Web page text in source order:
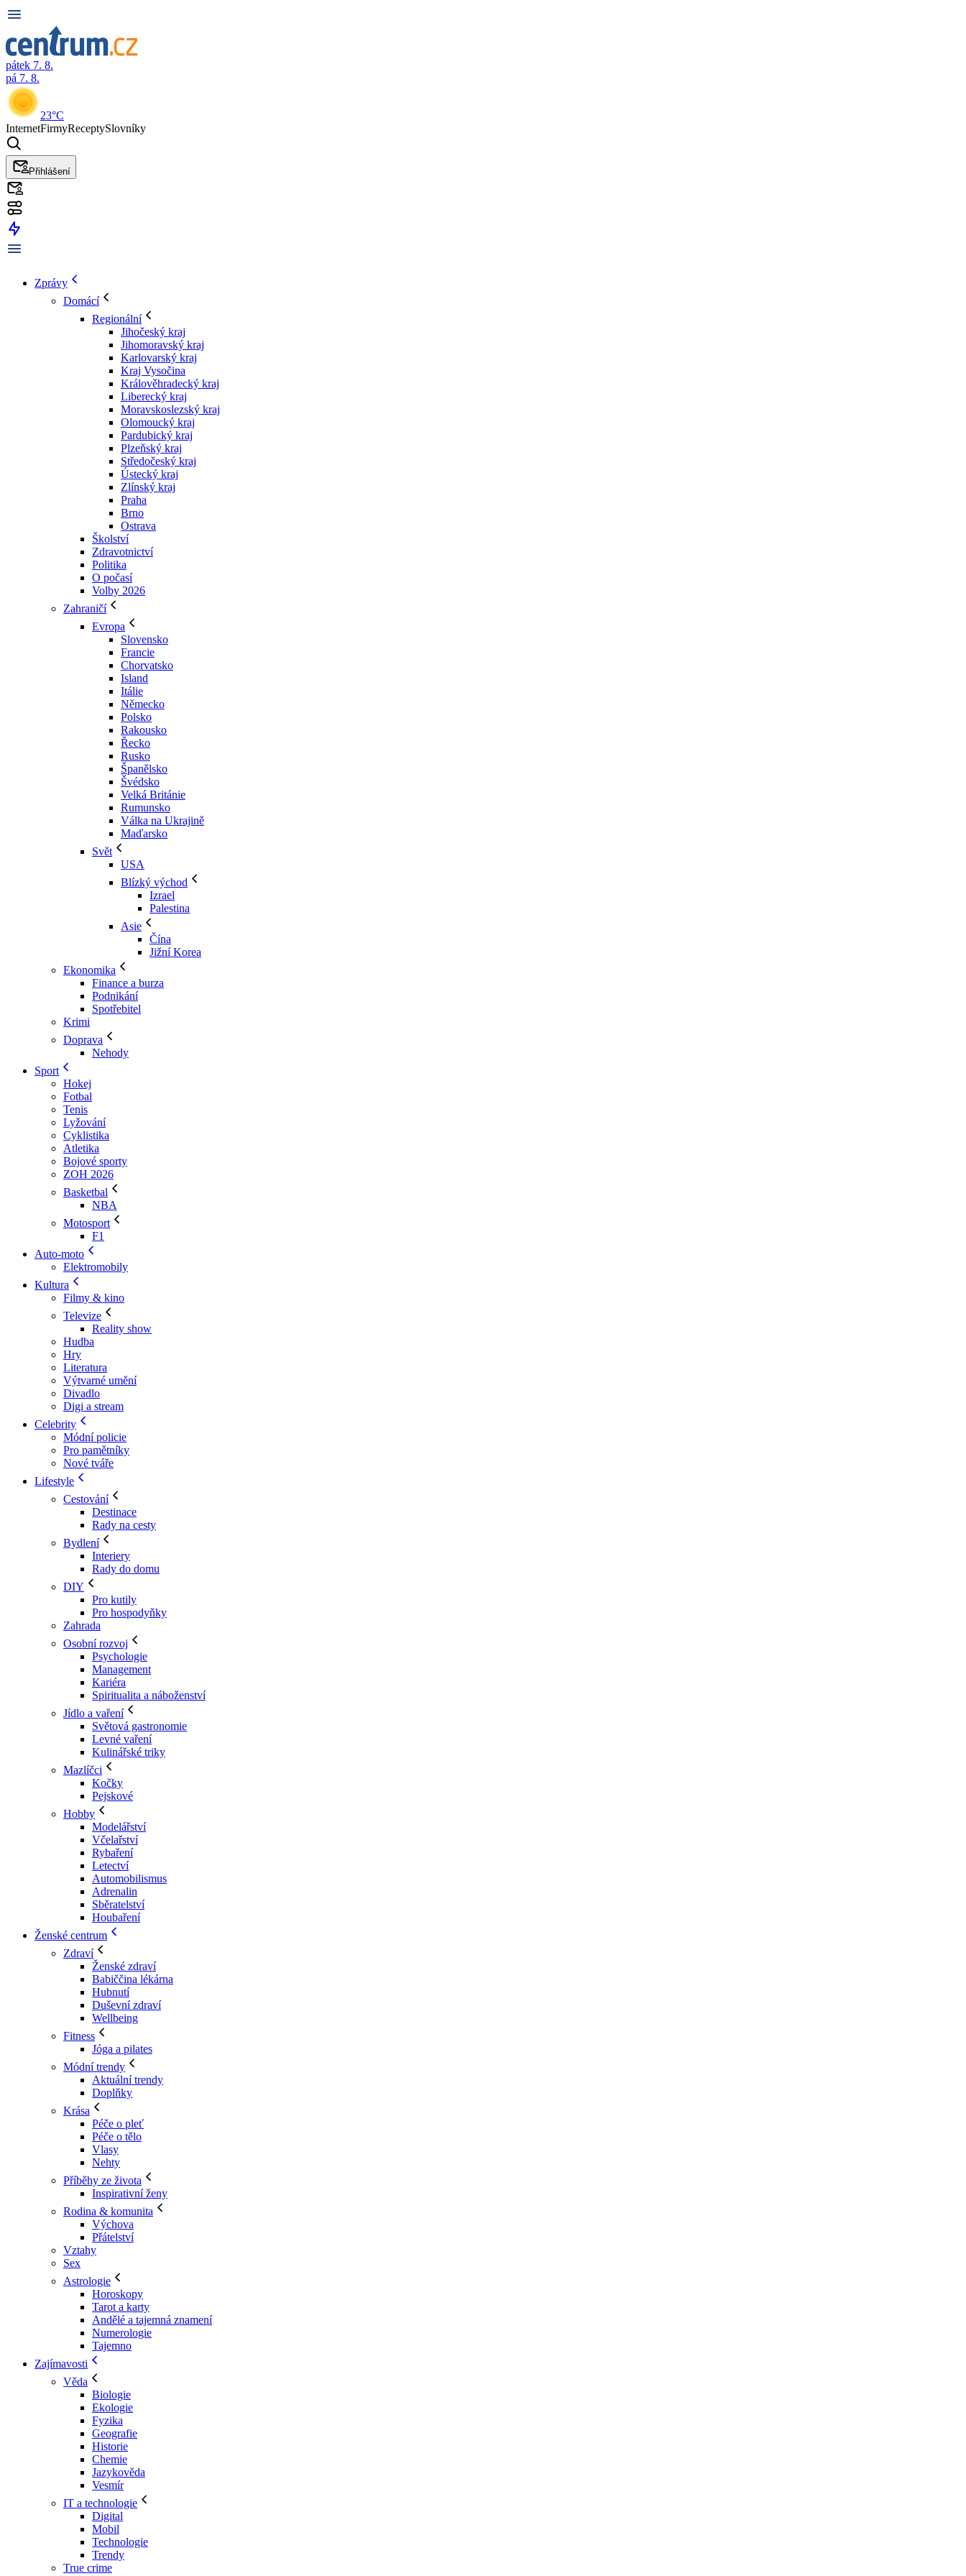
pátek 7. 8.
pá 7. 8.
23°C
InternetFirmyReceptySlovníky
Přihlášení
Zprávy
Domácí
Regionální
Jihočeský kraj
Jihomoravský kraj
Karlovarský kraj
Kraj Vysočina
Králověhradecký kraj
Liberecký kraj
Moravskoslezský kraj
Olomoucký kraj
Pardubický kraj
Plzeňský kraj
Středočeský kraj
Ústecký kraj
Zlínský kraj
Praha
Brno
Ostrava
Školství
Zdravotnictví
Politika
O počasí
Volby 2026
Zahraničí
Evropa
Slovensko
Francie
Chorvatsko
Island
Itálie
Německo
Polsko
Rakousko
Řecko
Rusko
Španělsko
Švédsko
Velká Británie
Rumunsko
Válka na Ukrajině
Maďarsko
Svět
USA
Blízký východ
Izrael
Palestina
Asie
Čína
Jižní Korea
Ekonomika
Finance a burza
Podnikání
Spotřebitel
Krimi
Doprava
Nehody
Sport
Hokej
Fotbal
Tenis
Lyžování
Cyklistika
Atletika
Bojové sporty
ZOH 2026
Basketbal
NBA
Motosport
F1
Auto-moto
Elektromobily
Kultura
Filmy & kino
Televize
Reality show
Hudba
Hry
Literatura
Výtvarné umění
Divadlo
Digi a stream
Celebrity
Módní policie
Pro pamětníky
Nové tváře
Lifestyle
Cestování
Destinace
Rady na cesty
Bydlení
Interiery
Rady do domu
DIY
Pro kutily
Pro hospodyňky
Zahrada
Osobní rozvoj
Psychologie
Management
Kariéra
Spiritualita a náboženství
Jídlo a vaření
Světová gastronomie
Levné vaření
Kulinářské triky
Mazlíčci
Kočky
Pejskové
Hobby
Modelářství
Včelařství
Rybaření
Letectví
Automobilismus
Adrenalin
Sběratelství
Houbaření
Ženské centrum
Zdraví
Ženské zdraví
Babiččina lékárna
Hubnutí
Duševní zdraví
Wellbeing
Fitness
Jóga a pilates
Módní trendy
Aktuální trendy
Doplňky
Krása
Péče o pleť
Péče o tělo
Vlasy
Nehty
Příběhy ze života
Inspirativní ženy
Rodina & komunita
Výchova
Přátelství
Vztahy
Sex
Astrologie
Horoskopy
Tarot a karty
Andělé a tajemná znamení
Numerologie
Tajemno
Zajímavosti
Věda
Biologie
Ekologie
Fyzika
Geografie
Historie
Chemie
Jazykověda
Vesmír
IT a technologie
Digital
Mobil
Technologie
Trendy
True crime